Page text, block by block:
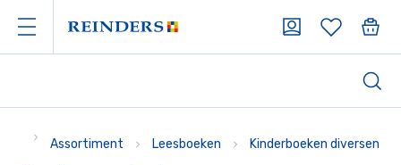
Assortiment Leesboeken Kinderboeken diversen